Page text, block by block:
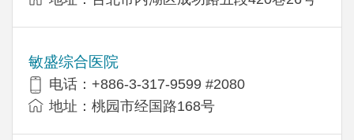
敏盛综合医院
电话：+886-3-317-9599 #2080
地址：桃园市经国路168号